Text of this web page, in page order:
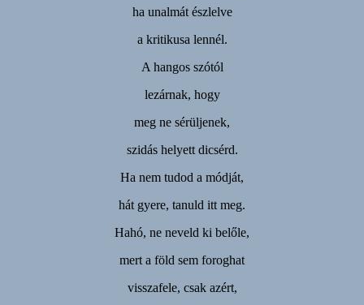
ha unalmát észlelve
a kritikusa lennél.
A hangos szótól
lezárnak, hogy
meg ne sérüljenek,
szidás helyett dicsérd.
Ha nem tudod a módját,
hát gyere, tanuld itt meg.
Hahó, ne neveld ki belőle,
mert a föld sem foroghat
visszafele, csak azért,